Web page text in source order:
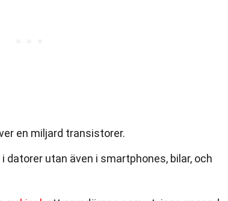
en miljard transistorer.
datorer utan även i smartphones, bilar, och